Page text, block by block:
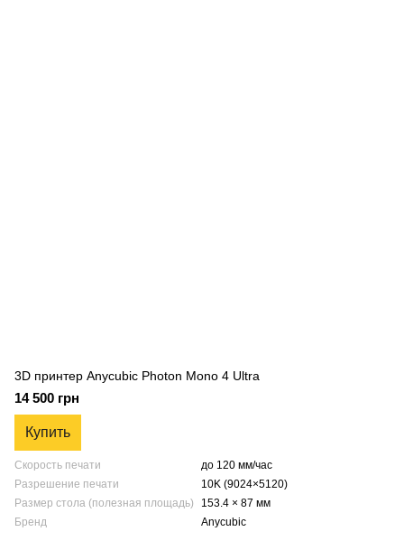
3D принтер Anycubic Photon Mono 4 Ultra
14 500 грн
Купить
Скорость печати
до 120 мм/час
Разрешение печати
10K (9024×5120)
Размер стола (полезная площадь)
153.4 × 87 мм
Бренд
Anycubic